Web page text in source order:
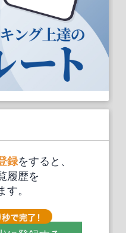
録をすると、
履歴を
。